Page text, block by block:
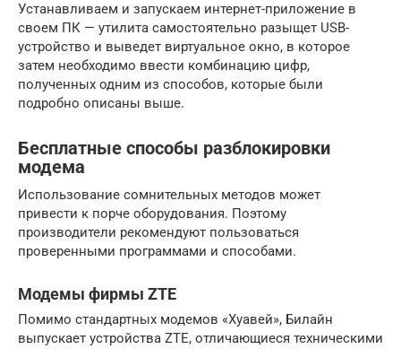
Устанавливаем и запускаем интернет-приложение в
своем ПК — утилита самостоятельно разыщет USB-
устройство и выведет виртуальное окно, в которое
затем необходимо ввести комбинацию цифр,
полученных одним из способов, которые были
подробно описаны выше.
Бесплатные способы разблокировки
модема
Использование сомнительных методов может
привести к порче оборудования. Поэтому
производители рекомендуют пользоваться
проверенными программами и способами.
Модемы фирмы ZTE
Помимо стандартных модемов «Хуавей», Билайн
выпускает устройства ZTE, отличающиеся техническими